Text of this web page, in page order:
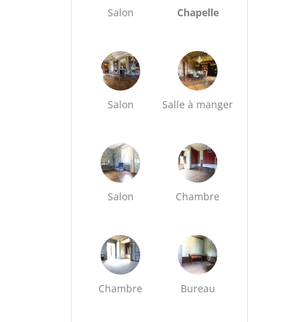
Salon Chapelle
Salon Salle à manger
Salon Chambre
Chambre Bureau